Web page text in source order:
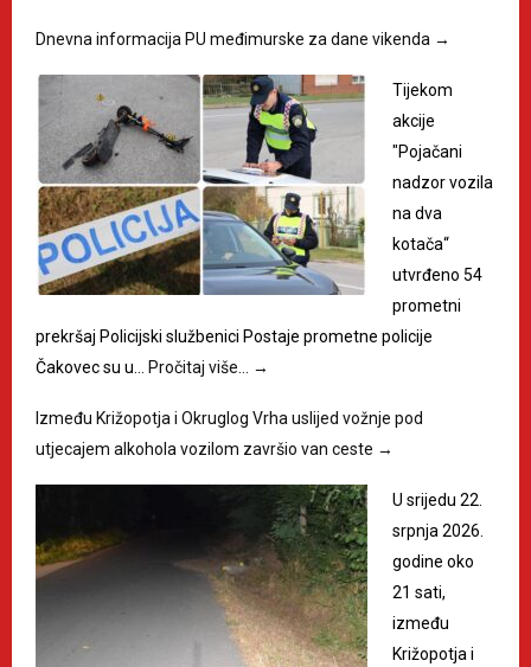
Dnevna informacija PU međimurske za dane vikenda →
Tijekom
akcije
"Pojačani
nadzor vozila
na dva
kotača“
utvrđeno 54
prometni
prekršaj Policijski službenici Postaje prometne policije
Čakovec su u…
Pročitaj više… →
Između Križopotja i Okruglog Vrha uslijed vožnje pod
utjecajem alkohola vozilom završio van ceste →
U srijedu 22.
srpnja 2026.
godine oko
21 sati,
između
Križopotja i